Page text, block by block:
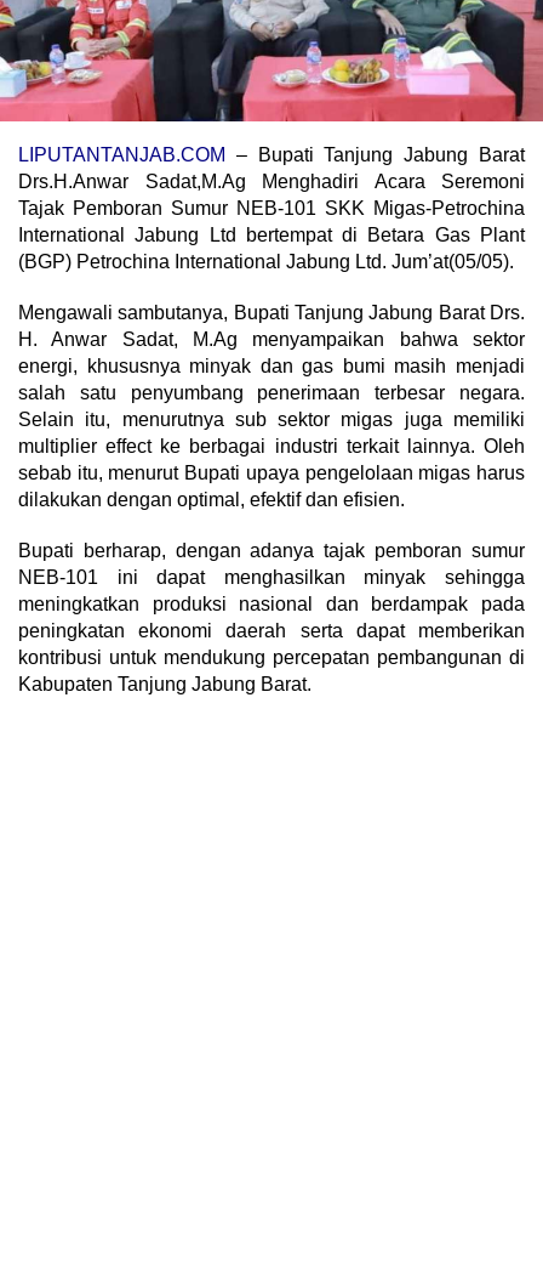
LIPUTANTANJAB.COM
– Bupati Tanjung Jabung Barat
Drs.H.Anwar Sadat,M.Ag Menghadiri Acara Seremoni
Tajak Pemboran Sumur NEB-101 SKK Migas-Petrochina
International Jabung Ltd bertempat di Betara Gas Plant
(BGP) Petrochina International Jabung Ltd. Jum’at(05/05).
Mengawali sambutanya, Bupati Tanjung Jabung Barat Drs.
H. Anwar Sadat, M.Ag menyampaikan bahwa sektor
energi, khususnya minyak dan gas bumi masih menjadi
salah satu penyumbang penerimaan terbesar negara.
Selain itu, menurutnya sub sektor migas juga memiliki
multiplier effect ke berbagai industri terkait lainnya. Oleh
sebab itu, menurut Bupati upaya pengelolaan migas harus
dilakukan dengan optimal, efektif dan efisien.
Bupati berharap, dengan adanya tajak pemboran sumur
NEB-101 ini dapat menghasilkan minyak sehingga
meningkatkan produksi nasional dan berdampak pada
peningkatan ekonomi daerah serta dapat memberikan
kontribusi untuk mendukung percepatan pembangunan di
Kabupaten Tanjung Jabung Barat.